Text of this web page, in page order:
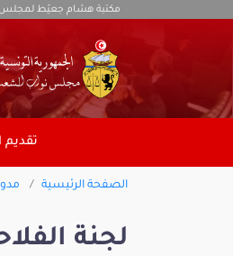
مكتبة هشام جعيّط
الصفحة الرئيسية
لجنة